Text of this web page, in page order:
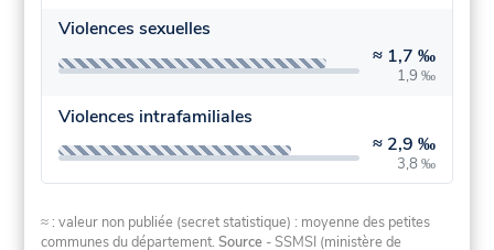
Violences sexuelles
≈ 1,7 ‰
1,9 ‰
Violences intrafamiliales
≈ 2,9 ‰
3,8 ‰
≈ : valeur non publiée (secret statistique) : moyenne des petites
communes du département.Source - SSMSI (ministère de